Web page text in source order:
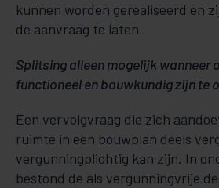
kunnen worden gerealiseerd en
de aanvraag te laten.
Splitsing alleen mogelijk wanneer
functioneel en bouwkundig zijn te
Een vervolgvraag die zich
ruimte in een bouwplan deels
vergunningplichtig kan zijn. In
bestond de als vergunningvrije